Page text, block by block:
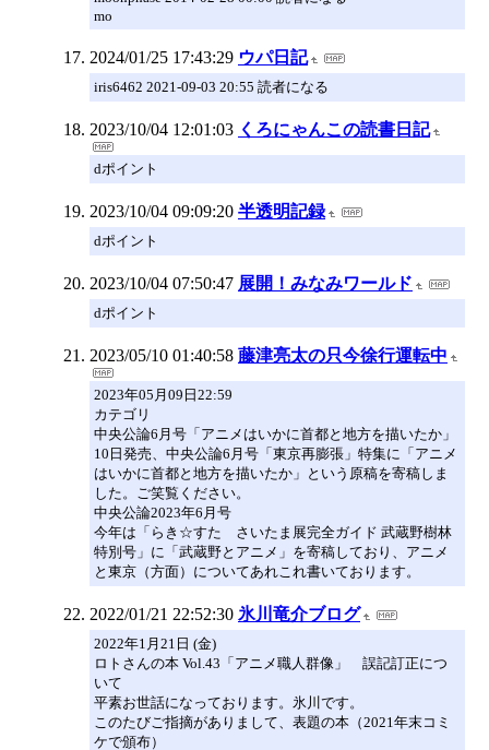
mo
2024/01/25 17:43:29 ウパ日記
iris6462 2021-09-03 20:55 読者になる
2023/10/04 12:01:03 くろにゃんこの読書日記
dポイント
2023/10/04 09:09:20 半透明記録
dポイント
2023/10/04 07:50:47 展開！みなみワールド
dポイント
2023/05/10 01:40:58 藤津亮太の只今徐行運転中
2023年05月09日22:59
カテゴリ
中央公論6月号「アニメはいかに首都と地方を描いたか」
10日発売、中央公論6月号「東京再膨張」特集に「アニメ
はいかに首都と地方を描いたか」という原稿を寄稿しま
した。ご笑覧ください。
中央公論2023年6月号
今年は「らき☆すた さいたま展完全ガイド 武蔵野樹林
特別号」に「武蔵野とアニメ」を寄稿しており、アニメ
と東京（方面）についてあれこれ書いております。
2022/01/21 22:52:30 氷川竜介ブログ
2022年1月21日 (金)
ロトさんの本 Vol.43「アニメ職人群像」 誤記訂正につ
いて
平素お世話になっております。氷川です。
このたびご指摘がありまして、表題の本（2021年末コミ
ケで頒布）